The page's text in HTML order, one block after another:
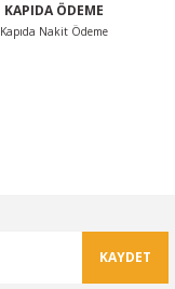
KAPIDA ÖDEME
Kapıda Nakit Ödeme
KAYDET